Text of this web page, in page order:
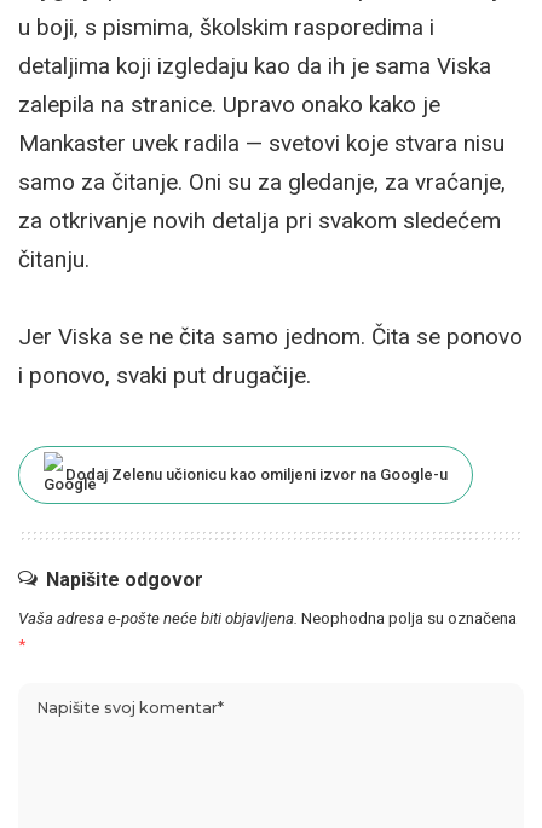
u boji, s pismima, školskim rasporedima i
detaljima koji izgledaju kao da ih je sama Viska
zalepila na stranice. Upravo onako kako je
Mankaster uvek radila — svetovi koje stvara nisu
samo za čitanje. Oni su za gledanje, za vraćanje,
za otkrivanje novih detalja pri svakom sledećem
čitanju.
Jer Viska se ne čita samo jednom. Čita se ponovo
i ponovo, svaki put drugačije.
Dodaj Zelenu učionicu kao omiljeni izvor na Google-u
Napišite odgovor
Vaša adresa e-pošte neće biti objavljena. Neophodna polja su označena
*